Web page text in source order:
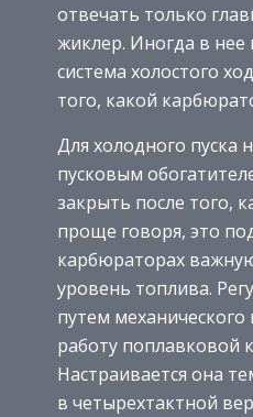
отвечать только
жиклер. Иногда в нее
система холостого
того, какой
Для холодного пуска
пусковым
закрыть после того,
проще говоря, это
карбюраторах
уровень топлива.
путем
работу поплавковой
Настраивается она
в четырехтактной